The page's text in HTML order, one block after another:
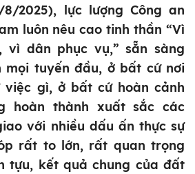
2025), lực lượng Công an
luôn nêu cao tinh thần “Vì
vì dân phục vụ,” sẵn sàng
mọi tuyến đầu, ở bất cứ nơi
gì, ở bất cứ hoàn cảnh
hoàn thành xuất sắc các
với nhiều dấu ấn thực sự
rất to lớn, rất quan trọng
tựu, kết quả chung của đất